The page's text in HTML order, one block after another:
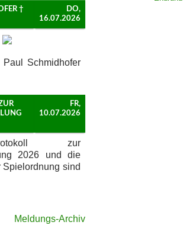
†
DO,
16.07.2026
Schmidhofer
FR,
10.07.2026
zur
2026 und die
Spielordnung sind
Meldungs-Archiv